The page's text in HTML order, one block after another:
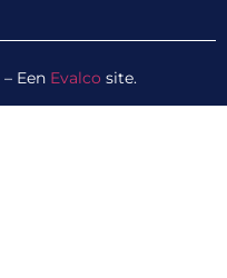
– Een Evalco site.